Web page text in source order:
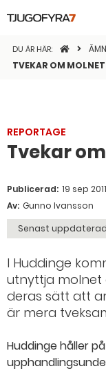
DU ÄR HÄR:
TVEKAR OM MOLNET
REPORTAGE
Tvekar
Publicerad: 19 sep
Av: Gunno Ivansson
Senast
I Huddinge
utnyttja molnet
deras sätt att
är mera
Huddinge håller